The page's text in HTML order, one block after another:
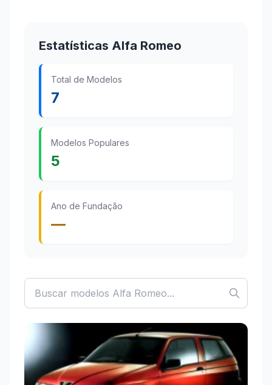
Estatísticas Alfa Romeo
Total de Modelos
7
Modelos Populares
5
Ano de Fundação
—